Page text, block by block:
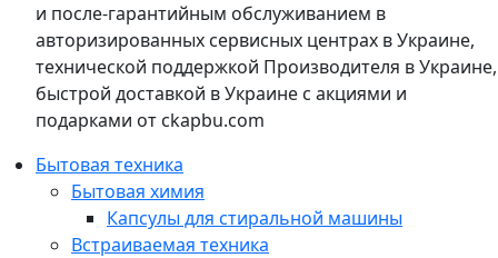
и после-гарантийным обслуживанием в
авторизированных сервисных центрах в Украине,
технической поддержкой Производителя в Украине,
быстрой доставкой в Украине с акциями и
подарками от ckapbu.com
Бытовая техника
Бытовая химия
Капсулы для стиральной машины
Встраиваемая техника